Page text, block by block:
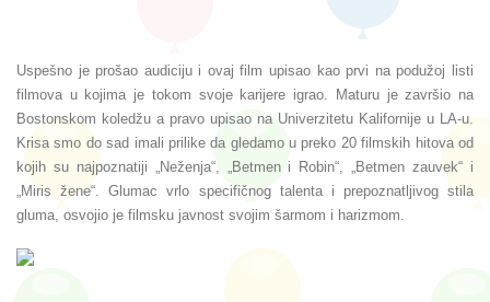
Uspešno je prošao audiciju i ovaj film upisao kao prvi na podužoj listi
filmova u kojima je tokom svoje karijere igrao. Maturu je završio na
Bostonskom koledžu a pravo upisao na Univerzitetu Kalifornije u LA-u.
Krisa smo do sad imali prilike da gledamo u preko 20 filmskih hitova od
kojih su najpoznatiji „Neženja“, „Betmen i Robin“, „Betmen zauvek“ i
„Miris žene“. Glumac vrlo specifičnog talenta i prepoznatljivog stila
gluma, osvojio je filmsku javnost svojim šarmom i harizmom.